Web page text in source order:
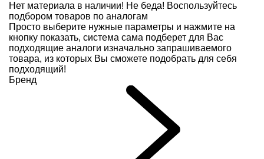
Нет материала в наличии! Не беда! Воспользуйтесь
подбором товаров по аналогам
Просто выберите нужные параметры и нажмите на
кнопку показать, система сама подберет для Вас
подходящие аналоги изначально запрашиваемого
товара, из которых Вы сможете подобрать для себя
подходящий!
Бренд